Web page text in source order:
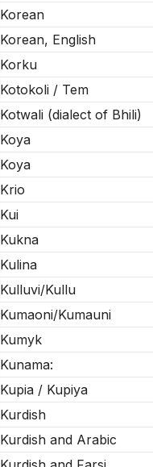
Korean
Korean, English
Korku
Kotokoli / Tem
Kotwali (dialect of Bhili)
Koya
Koya
Krio
Kui
Kukna
Kulina
Kulluvi/Kullu
Kumaoni/Kumauni
Kumyk
Kunama:
Kupia / Kupiya
Kurdish
Kurdish and Arabic